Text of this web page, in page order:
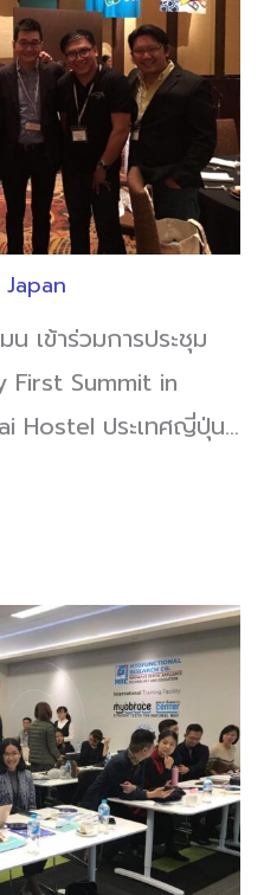
เข้าร่วมการประชุม
First Summit in
Hostel ประเทศญี่ปุ่น…